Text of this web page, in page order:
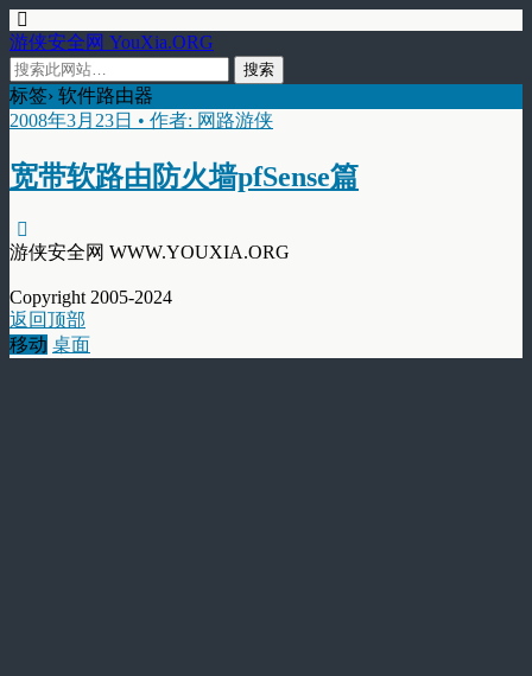
游侠安全网 YouXia.ORG
标签› 软件路由器
2008年3月23日 • 作者: 网路游侠
宽带软路由防火墙pfSense篇
游侠安全网 WWW.YOUXIA.ORG
Copyright 2005-2024
返回顶部
移动 桌面